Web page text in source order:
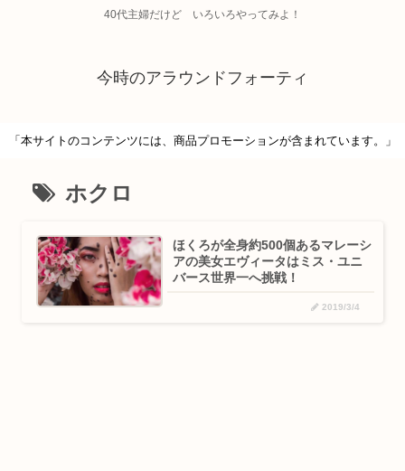
40代主婦だけど いろいろやってみよ！
今時のアラウンドフォーティ
「本サイトのコンテンツには、商品プロモーションが含まれています。」
ホクロ
ほくろが全身約500個あるマレーシ
アの美女エヴィータはミス・ユニ
バース世界一へ挑戦！
2019/3/4